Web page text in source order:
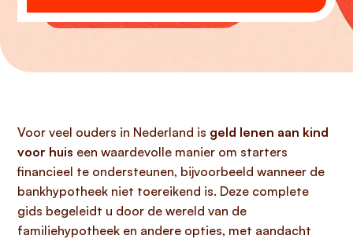
Voor veel ouders in Nederland is geld lenen aan kind
voor huis een waardevolle manier om starters
financieel te ondersteunen, bijvoorbeeld wanneer de
bankhypotheek niet toereikend is. Deze complete
gids begeleidt u door de wereld van de
familiehypotheek en andere opties, met aandacht